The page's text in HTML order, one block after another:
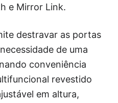
e Mirror Link.
destravar as portas
de uma
conveniência
revestido
em altura,